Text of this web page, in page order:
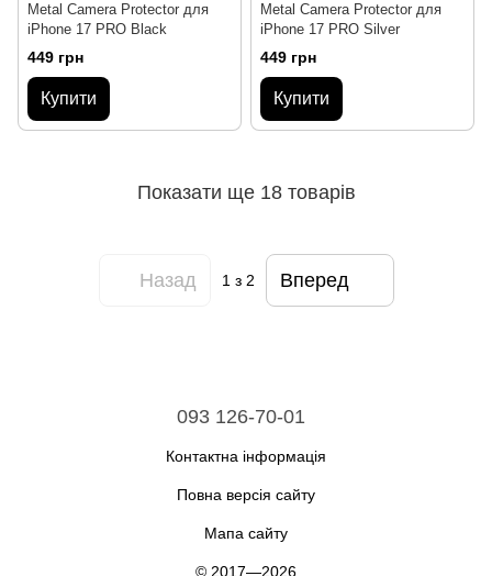
Metal Camera Protector для
iPhone 17 PRO Black
449 грн
Купити
Metal Camera Protector для
iPhone 17 PRO Silver
449 грн
Купити
Показати ще 18 товарів
Назад 1 з 2 Вперед
093 126-70-01
Контактна інформація
Повна версія сайту
Мапа сайту
© 2017—2026